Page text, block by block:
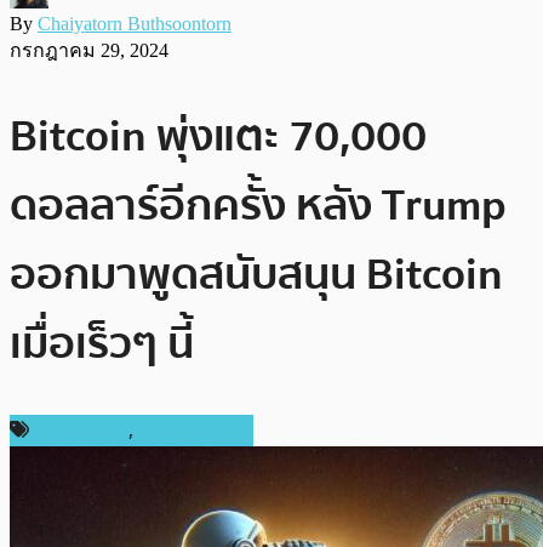
By Chaiyatorn Buthsoontorn
กรกฎาคม 29, 2024
Bitcoin พุ่งแตะ 70,000
ดอลลาร์อีกครั้ง หลัง Trump
ออกมาพูดสนับสนุน Bitcoin
เมื่อเร็วๆ นี้
,